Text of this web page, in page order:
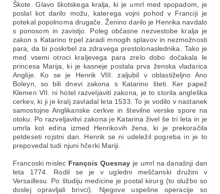
Škote. Glavo škotskega kralja, ki je umrl med spopadom, je
poslal kot darilo možu, katerega vojni pohod v Franciji je
potekal popolnoma drugače. Ženino darilo je Henrika navdalo
s ponosom in zavistjo. Poleg občasne nezvestobe kralja je
zakon s Katarino trpel zaradi mnogih splavov in nezmožnosti
para, da bi poskrbel za zdravega prestolonaslednika. Tako je
med vsemi otroci kraljevega para zrelo dobo dočakala le
princesa Marija, ki je kasneje postala prva ženska vladarica
Anglije. Ko se je Henrik VIII. zaljubil v oblastiželjno Ano
Boleyn, so bili dnevi zakona s Katarino šteti. Ker papež
Klemen VII. ni hotel razveljaviti zakona, je to storila angleška
cerkev, ki ji je kralj zavladal leta 1533. To je vodilo v nastanek
samostojne Anglikanske cerkve in številne verske spore na
otoku. Po razveljavitvi zakona je Katarina živel še tri leta in je
umrla kot edina izmed Henrikovih žena, ki je prekoračila
petdeseti rojstni dan. Henrik se ni udeležil pogreba in je to
prepovedal tudi njuni hčerki Mariji.
Francoski mislec François Quesnay je umrl na današnji dan
leta 1774. Rodil se je v ugledni meščanski družini v
Versaillesu. Po študiju medicine je postal kirurg (to službo so
doslej opravljali brivci). Njegove uspešne operacije so